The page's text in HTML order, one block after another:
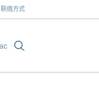
联络方式